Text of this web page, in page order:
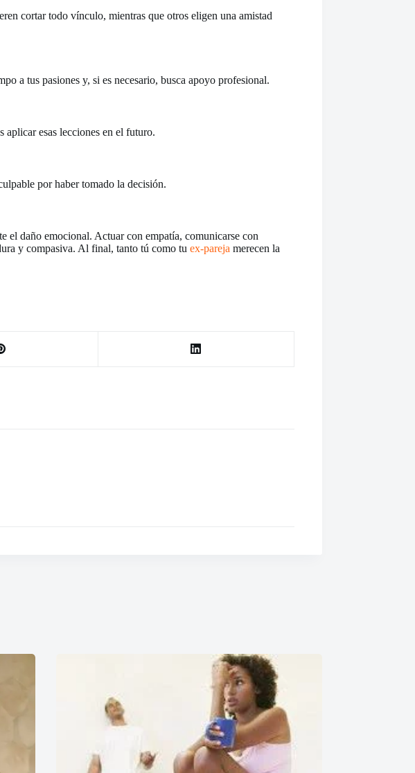
cortar todo vínculo, mientras que otros eligen una amistad
a tus pasiones y, si es necesario, busca apoyo profesional.
aplicar esas lecciones en el futuro.
por haber tomado la decisión.
el daño emocional. Actuar con empatía, comunicarse con
y compasiva. Al final, tanto tú como tu ex-pareja merecen la